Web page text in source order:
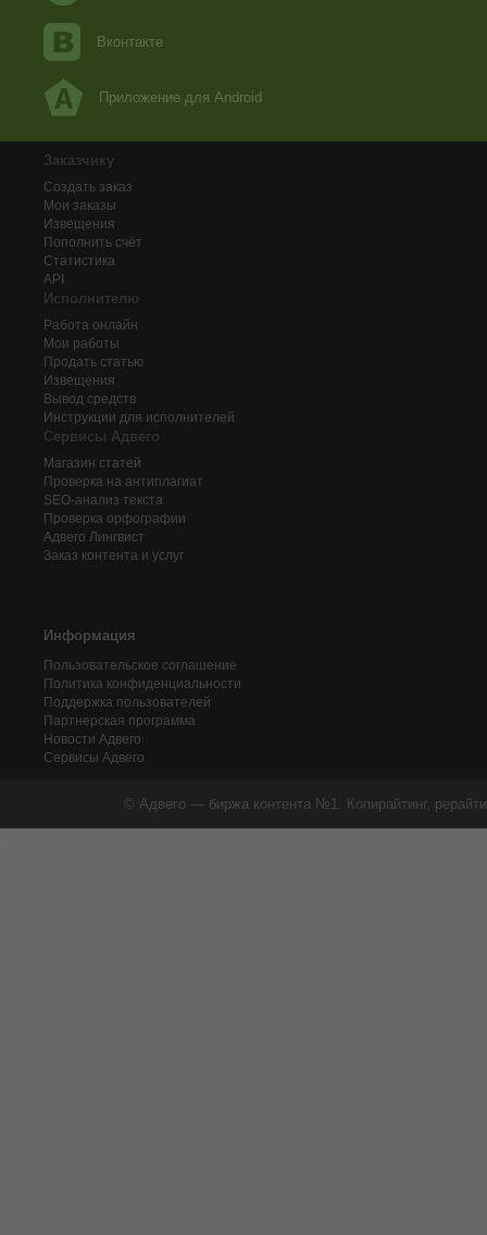
Вконтакте
Приложение для Android
Заказчику
Создать заказ
Мои заказы
Извещения
Пополнить счёт
Статистика
API
Исполнителю
Работа онлайн
Мои работы
Продать статью
Извещения
Вывод средств
Инструкции для исполнителей
Сервисы Адвего
Магазин статей
Проверка на антиплагиат
SEO-анализ текста
Проверка орфографии
Адвего Лингвист
Заказ контента и услуг
Информация
Пользовательское соглашение
Политика конфиденциальности
Поддержка пользователей
Партнерская программа
Новости Адвего
Сервисы Адвего
© Адвего — биржа контента №1. Копирайтинг,